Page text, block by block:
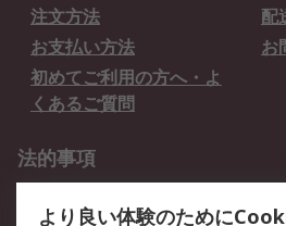
注文方法
配
お支払い方法
お
初めてご利用の方へ・よ
くあるご質問
法的事項
より良い体験のために